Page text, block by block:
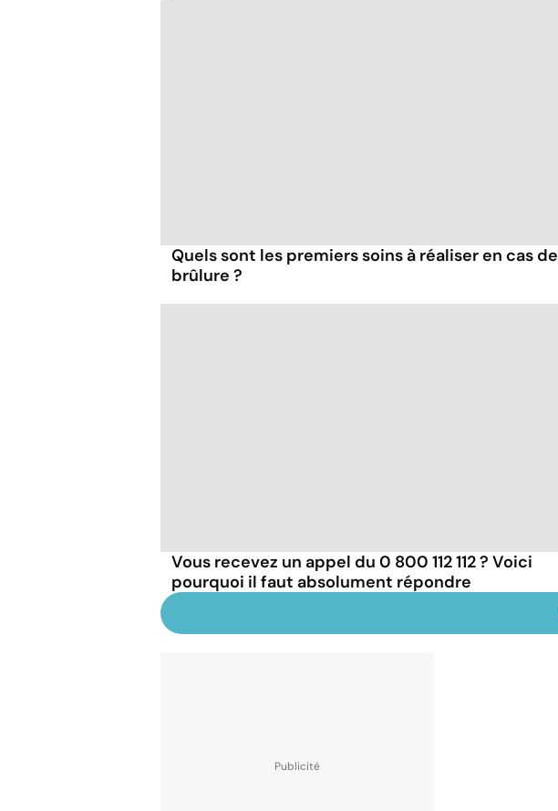
Quels sont les premiers soins à réaliser en cas de
brûlure ?
Vous recevez un appel du 0 800 112 112 ? Voici
pourquoi il faut absolument répondre